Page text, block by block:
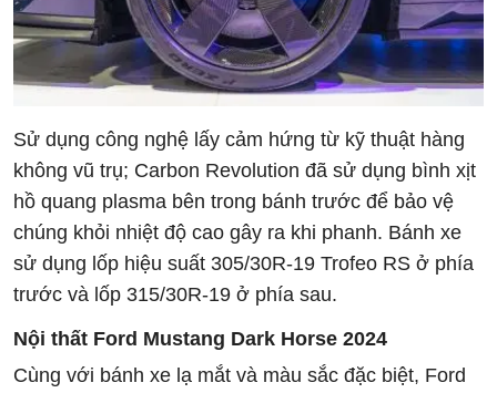
Sử dụng công nghệ lấy cảm hứng từ kỹ thuật hàng
không vũ trụ; Carbon Revolution đã sử dụng bình xịt
hồ quang plasma bên trong bánh trước để bảo vệ
chúng khỏi nhiệt độ cao gây ra khi phanh. Bánh xe
sử dụng lốp hiệu suất 305/30R-19 Trofeo RS ở phía
trước và lốp 315/30R-19 ở phía sau.
Nội thất Ford Mustang Dark Horse 2024
Cùng với bánh xe lạ mắt và màu sắc đặc biệt, Ford